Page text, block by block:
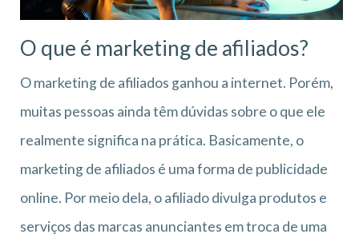
O que é marketing de afiliados?
O marketing de afiliados ganhou a internet. Porém,
muitas pessoas ainda têm dúvidas sobre o que ele
realmente significa na prática. Basicamente, o
marketing de afiliados é uma forma de publicidade
online. Por meio dela, o afiliado divulga produtos e
serviços das marcas anunciantes em troca de uma